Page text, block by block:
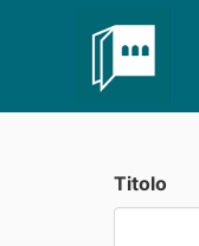
Titolo